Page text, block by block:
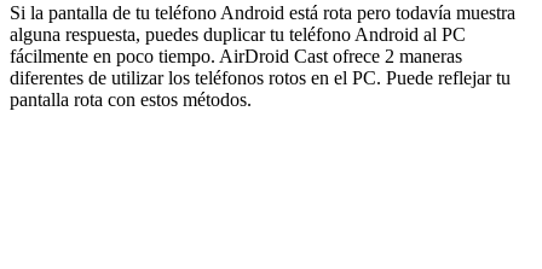
Si la pantalla de tu teléfono Android está rota pero todavía muestra
alguna respuesta, puedes duplicar tu teléfono Android al PC
fácilmente en poco tiempo. AirDroid Cast ofrece 2 maneras
diferentes de utilizar los teléfonos rotos en el PC. Puede reflejar tu
pantalla rota con estos métodos.